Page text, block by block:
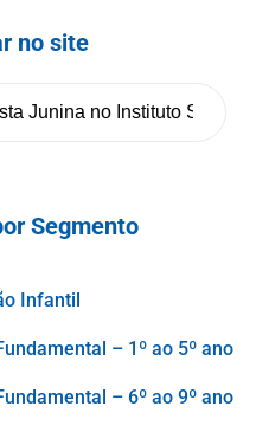
no site
Segmento
Infantil
– 1º ao 5º ano
– 6º ao 9º ano